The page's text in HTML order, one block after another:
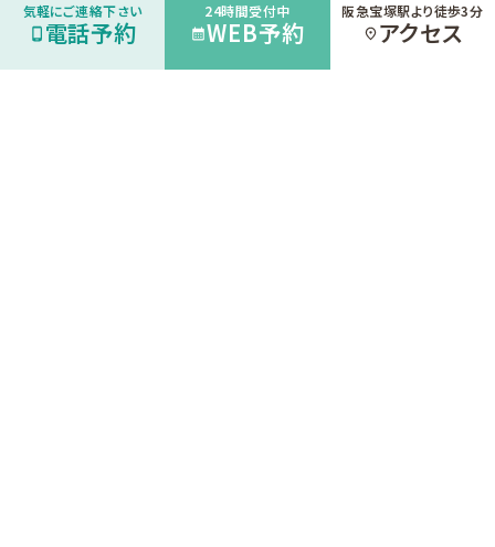
-矯正治療
-口腔外科
気軽にご連絡下さい
電話予約
24時間受付中
WEB予約
阪急宝塚駅より徒歩3分
アクセス